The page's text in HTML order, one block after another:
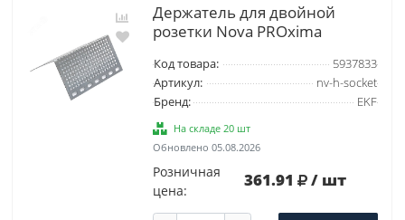
Держатель для двойной
розетки Nova PROxima
Код товара:
5937833
Артикул:
nv-h-socket
Бренд:
EKF
На складе 20 шт
Обновлено 05.08.2026
Розничная
цена:
361.91 / шт